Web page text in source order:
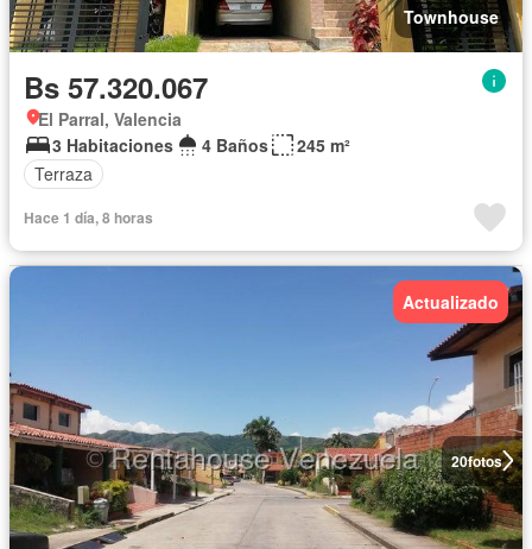
Townhouse
Bs 57.320.067
El Parral, Valencia
3 Habitaciones
4 Baños
245 m²
Terraza
Hace 1 día, 8 horas
20fotos
Actualizado